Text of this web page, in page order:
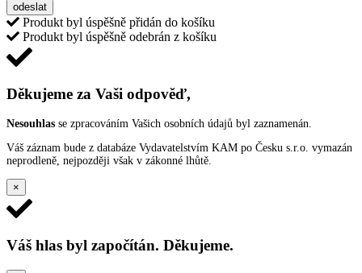
odeslat
Produkt byl úspěšně přidán do košíku
Produkt byl úspěšně odebrán z košíku
Děkujeme za Vaši odpověď,
Nesouhlas se zpracováním Vašich osobních údajů byl zaznamenán.
Váš záznam bude z databáze Vydavatelstvím KAM po Česku s.r.o. vymazán
neprodleně, nejpozději však v zákonné lhůtě.
×
Váš hlas byl započítán. Děkujeme.